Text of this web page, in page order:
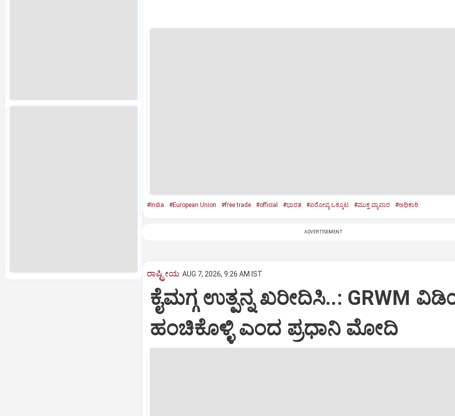
#India #European Union #free trade #official #ಭಾರತ #ಐರೋಪ್ಯ ಒಕ್ಕೂಟ #ಮುಕ್ತ ವ್ಯಾಪಾರ #ಅಧಿಕಾರಿ
ADVERTISEMENT
ರಾಷ್ಟ್ರೀಯ AUG 7, 2026, 9:26 AM IST
ಕೈಮಗ್ಗ ಉತ್ಪನ್ನ ಖರೀದಿಸಿ..: GRWM
ಹಂಚಿಕೊಳ್ಳಿ ಎಂದ ಪ್ರಧಾನಿ ಮೋದಿ